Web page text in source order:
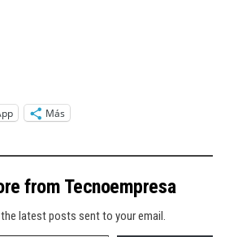
Más
from Tecnoempresa
latest posts sent to your email.